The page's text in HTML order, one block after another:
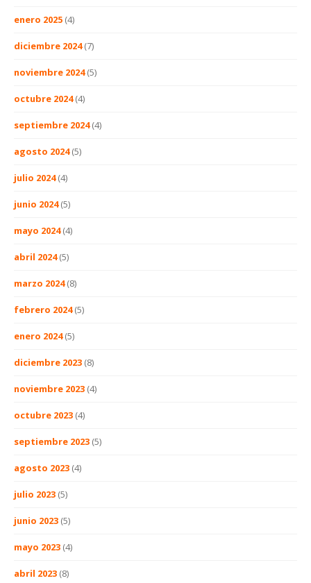
enero 2025 (4)
diciembre 2024(7)
noviembre 2024(5)
octubre 2024(4)
septiembre 2024(4)
agosto 2024(5)
julio 2024(4)
junio 2024(5)
mayo 2024(4)
abril 2024(5)
marzo 2024(8)
febrero 2024(5)
enero 2024(5)
diciembre 2023 (8)
noviembre 2023 (4)
octubre 2023 (4)
septiembre 2023 (5)
agosto 2023 (4)
julio 2023 (5)
junio 2023 (5)
mayo 2023 (4)
abril 2023 (8)